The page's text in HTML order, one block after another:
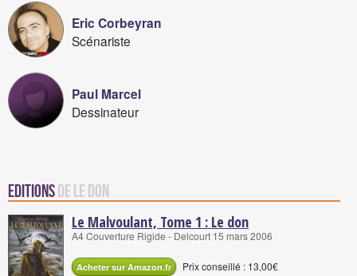
Eric Corbeyran
Scénariste
Paul Marcel
Dessinateur
Editionsde Le Don
Le Malvoulant, Tome 1 : Le don
A4 Couverture Rigide - Delcourt 15 mars 2006
Acheter sur Amazon.fr Prix conseillé : 13,00€